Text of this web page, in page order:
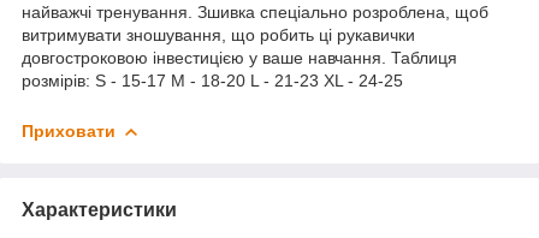
найважчі тренування. Зшивка спеціально розроблена, щоб
витримувати зношування, що робить ці рукавички
довгостроковою інвестицією у ваше навчання. Таблиця
розмірів: S - 15-17 M - 18-20 L - 21-23 XL - 24-25
Приховати
Характеристики